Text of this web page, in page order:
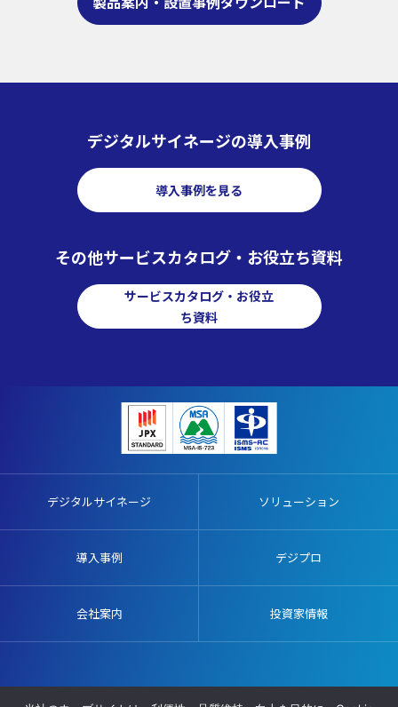
デジタルサイネージの導入事例
導入事例を見る
その他サービスカタログ・お役立ち資料
サービスカタログ・お役立
ち資料
デジタルサイネージ ソリューション
導入事例 デジプロ
会社案内 投資家情報